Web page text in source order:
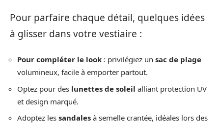
Pour parfaire chaque détail, quelques idées
à glisser dans votre vestiaire :
Pour compléter le look : privilégiez un sac de plage
volumineux, facile à emporter partout.
Optez pour des lunettes de soleil alliant protection UV
et design marqué.
Adoptez les sandales à semelle crantée, idéales lors des